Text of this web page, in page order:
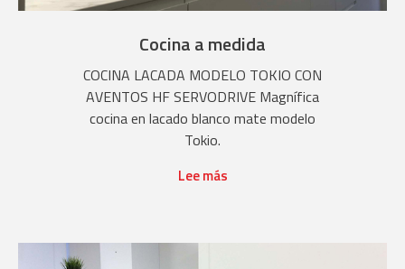
Cocina a medida
COCINA LACADA MODELO TOKIO CON
AVENTOS HF SERVODRIVE Magnífica
cocina en lacado blanco mate modelo
Tokio.
Lee más